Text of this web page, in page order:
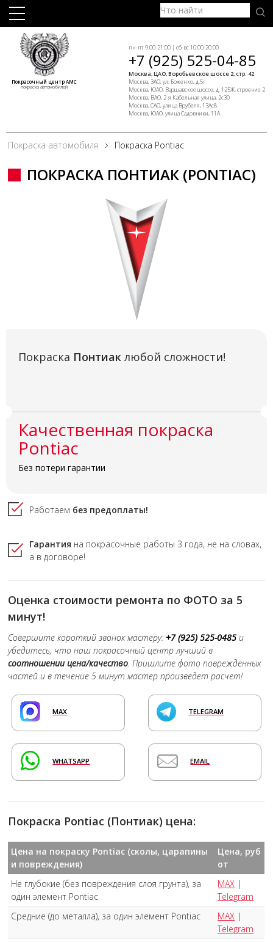
Покрасочный центр АМС
покраска автомобилей
пн-пт 9:00-21:00 | сб-вс 10:00-20:00
+7 (925) 525-04-85
Москва, ЦАО, Воробьевское шоссе 2, стр. 42
Москва, ЗАО, ул. Боженко, д.5г
Москва, ЮАО, Варшавское шоссе, д. 125Ж, строение 2
Москва, ВАО, 2-я Кабельная улица, 2с30
Москва, САО, улица Врубеля, 13Ас8
Москва, ЮАО, улица Садовники, 11А
Покраска автомобиля Покраска Pontiac
ПОКРАСКА ПОНТИАК (PONTIAC)
Покраска Понтиак любой сложности!
Качественная покраска
Pontiac
Без потери гарантии
Работаем без предоплаты!
Гарантия на покрасочные работы 3 года, не на словах,
а в договоре!
Оценка стоимости ремонта по ФОТО за 5
минут!
Совершите короткий звонок мастеру: +7 (925) 525-0485 и
убедитесь, что наш покрасочный центр лучший в
соотношении цена/качество. Пришлите фото поврежденных
частей и в течение 5 минут мастер произведет расчет!
MAX TELEGRAM
WHATSAPP EMAIL
Покраска Pontiac (Понтиак) цена:
Цена на покраску Pontiac (сколы, царапины
и повреждения)
Цена, руб
от
Не глубокие (без повреждения слоя грунта), за
один элемент Pontiac
MAX |
Telegram
Средние (до металла), за один элемент Pontiac
MAX |
Telegram